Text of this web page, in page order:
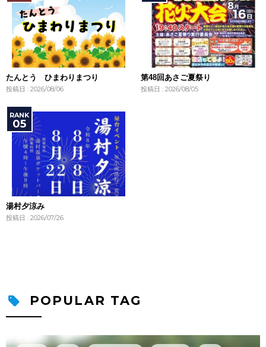
たんとう ひまわりまつり
投稿日 : 2026/08/06
第48回あさご夏祭り
投稿日 : 2026/08/05
湯村夕涼み
投稿日 : 2026/07/26
POPULAR TAG